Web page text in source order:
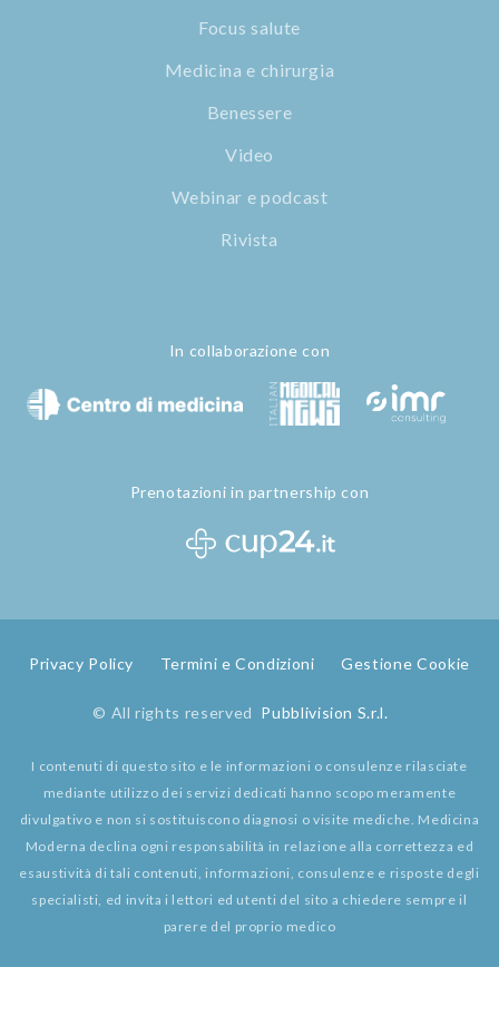
Focus salute
Medicina e chirurgia
Benessere
Video
Webinar e podcast
Rivista
In collaborazione con
Prenotazioni in partnership con
Privacy Policy Termini e Condizioni Gestione Cookie
© All rights reserved Pubblivision S.r.l.
I contenuti di questo sito e le informazioni o consulenze rilasciate
mediante utilizzo dei servizi dedicati hanno scopo meramente
divulgativo e non si sostituiscono diagnosi o visite mediche. Medicina
Moderna declina ogni responsabilità in relazione alla correttezza ed
esaustività di tali contenuti, informazioni, consulenze e risposte degli
specialisti, ed invita i lettori ed utenti del sito a chiedere sempre il
parere del proprio medico